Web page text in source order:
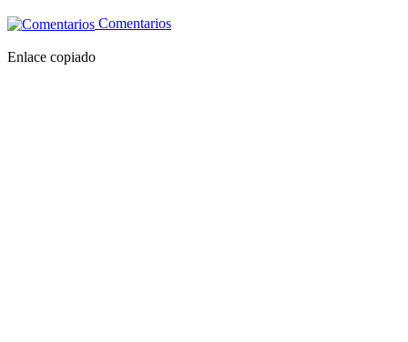
Comentarios
Enlace copiado